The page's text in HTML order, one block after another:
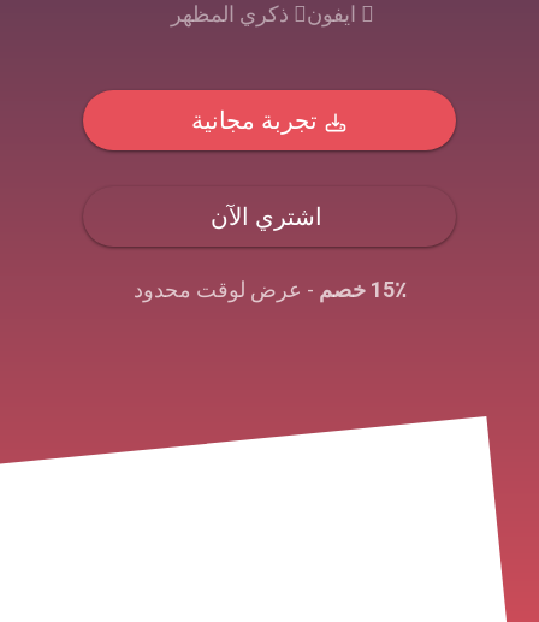
ايفون ذكري المظهر
تجربة مجانية
اشتري الآن
15٪ خصم - عرض لوقت محدود